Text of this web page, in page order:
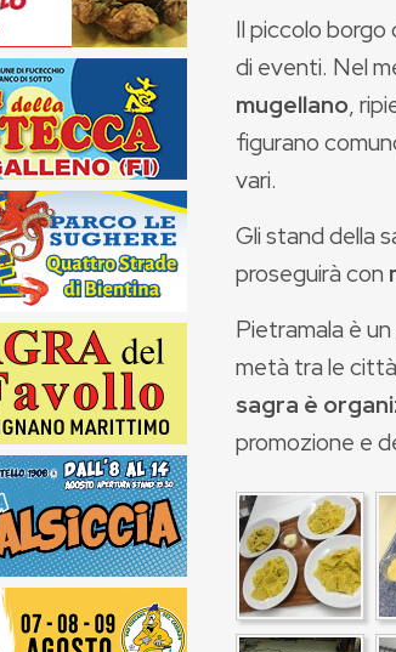
Il piccolo borgo
di eventi. Nel
mugellano,
figurano
vari.
Gli stand della
proseguirà con
Pietramala è
metà tra le città
sagra è
promozione e